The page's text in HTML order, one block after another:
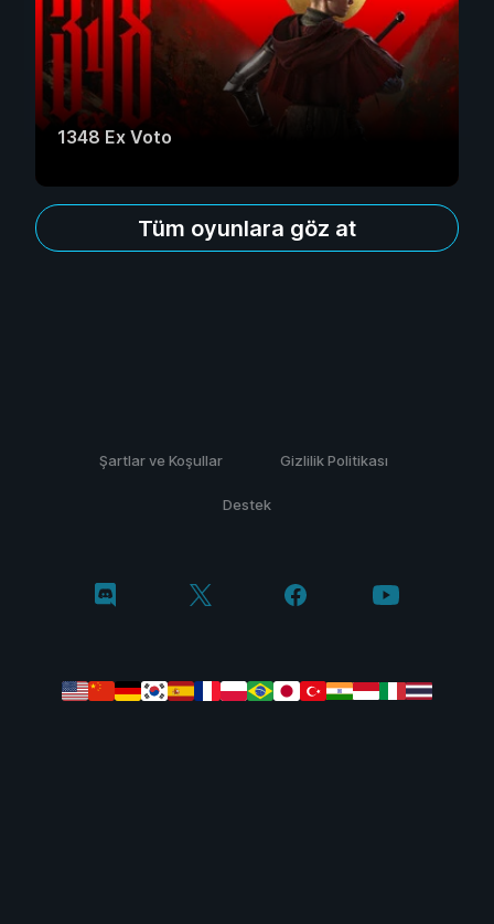
1348 Ex Voto
Tüm oyunlara göz at
Şartlar ve Koşullar Gizlilik Politikası
Destek